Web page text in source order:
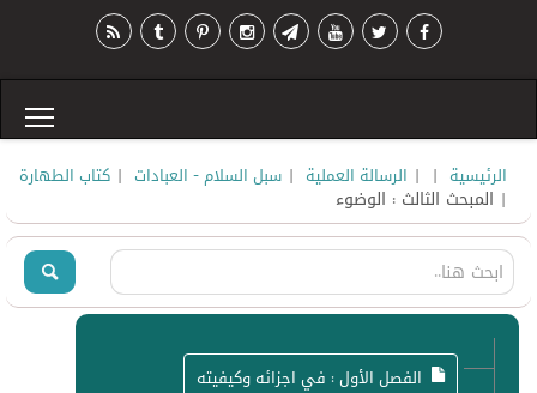
الرئيسية |
| الرسالة العملية | سبل السلام - العبادات | كتاب الطهارة
| المبحث الثالث : الوضوء
الفصل الأول : في اجزائه وكيفيته